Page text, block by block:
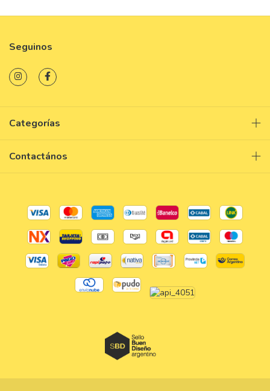
Seguinos
Categorías
Contactános